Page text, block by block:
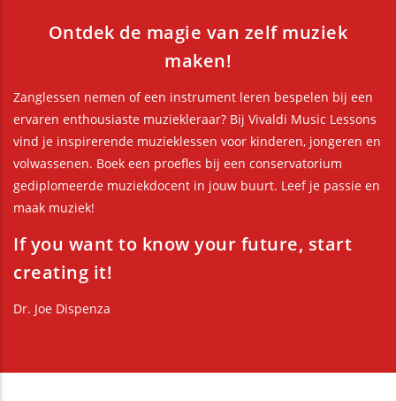
Ontdek de magie van zelf muziek
maken!
Zanglessen nemen of een instrument leren bespelen bij een
ervaren enthousiaste muziekleraar? Bij Vivaldi Music Lessons
vind je inspirerende muzieklessen voor kinderen, jongeren en
volwassenen. Boek een proefles bij een conservatorium
gediplomeerde muziekdocent in jouw buurt. Leef je passie en
maak muziek!
If you want to know your future, start
creating it!
Dr. Joe Dispenza